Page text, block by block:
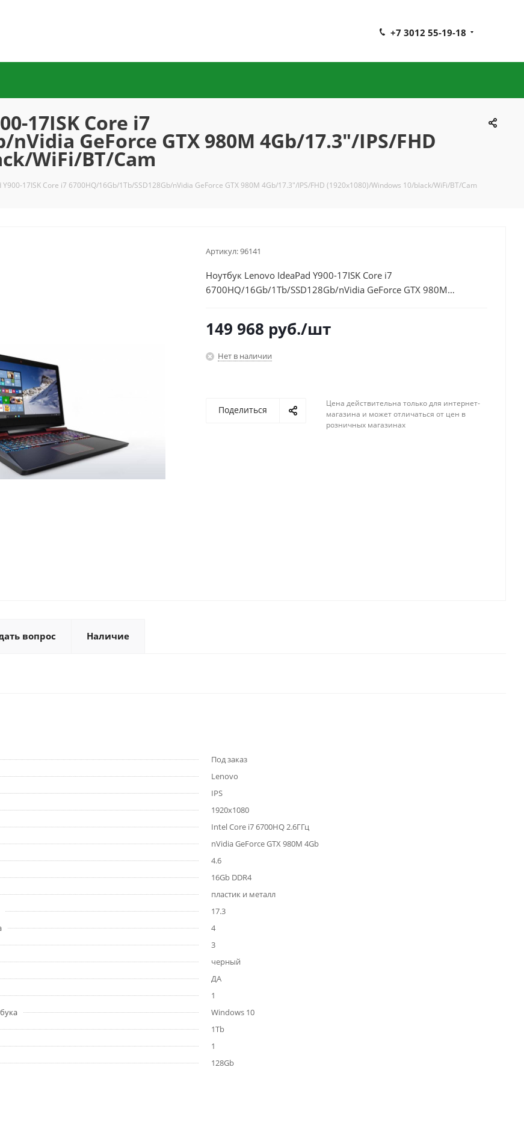
+7 3012 55-19-18
17ISK Core i7
nVidia GeForce GTX 980M 4Gb/17.3"/IPS/FHD
WiFi/BT/Cam
Y900-17ISK Core i7 6700HQ/16Gb/1Tb/SSD128Gb/nVidia GeForce GTX 980M 4Gb/17.3"/IPS/FHD (1920x1080)/Windows 10/black/WiFi/BT/Cam
Артикул:96141
Ноутбук Lenovo IdeaPad Y900-17ISK Core i7
6700HQ/16Gb/1Tb/SSD128Gb/nVidia GeForce GTX 980M
149 968 руб./шт
Нет в наличии
Поделиться
Цена действительна только для интернет-
магазина и может отличаться от цен в
розничных магазинах
вопрос Наличие
Под заказ
Lenovo
IPS
1920x1080
Intel Core i7 6700HQ 2.6ГГц
nVidia GeForce GTX 980M 4Gb
4.6
16Gb DDR4
пластик и металл
17.3
4
3
черный
ДА
1
Windows 10
1Tb
1
128Gb